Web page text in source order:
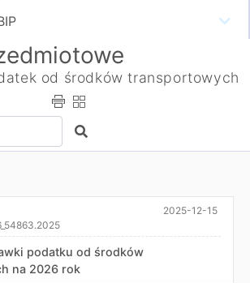
od środków transportowych
Szukaj
2025-12-15
podatku od środków
na 2026 rok